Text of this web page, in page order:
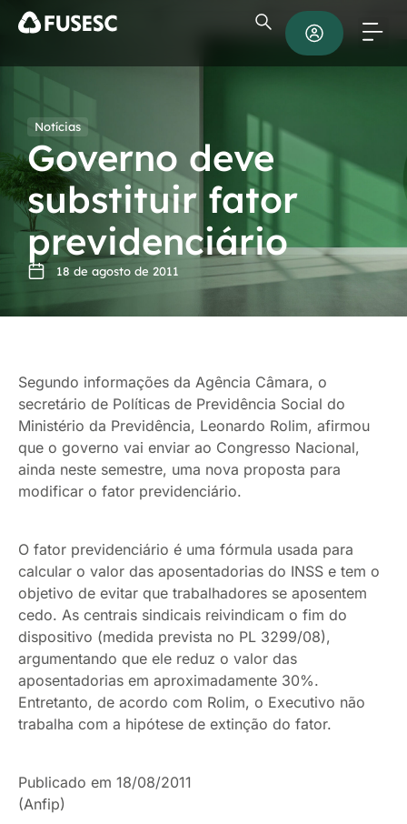
Notícias
Governo deve
substituir fator
previdenciário
18 de agosto de 2011
Segundo informações da Agência Câmara, o
secretário de Políticas de Previdência Social do
Ministério da Previdência, Leonardo Rolim, afirmou
que o governo vai enviar ao Congresso Nacional,
ainda neste semestre, uma nova proposta para
modificar o fator previdenciário.
O fator previdenciário é uma fórmula usada para
calcular o valor das aposentadorias do INSS e tem o
objetivo de evitar que trabalhadores se aposentem
cedo. As centrais sindicais reivindicam o fim do
dispositivo (medida prevista no PL 3299/08),
argumentando que ele reduz o valor das
aposentadorias em aproximadamente 30%.
Entretanto, de acordo com Rolim, o Executivo não
trabalha com a hipótese de extinção do fator.
Publicado em 18/08/2011
(Anfip)